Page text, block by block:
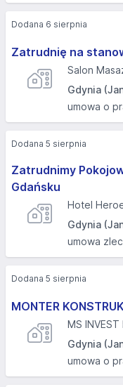
Zatrudnię na
Salon
Gdynia
umowa o
Dodana 6 sierpnia
Zatrudnimy
Gdańsku
Hotel
Gdynia
umowa
Dodana 5 sierpnia
MONTER
MS
Gdynia
umowa o
Dodana 5 sierpnia